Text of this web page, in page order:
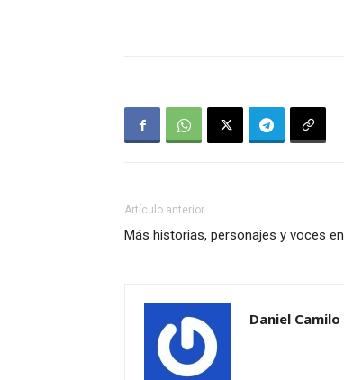
Artículo anterior
Más historias, personajes y voces
Daniel